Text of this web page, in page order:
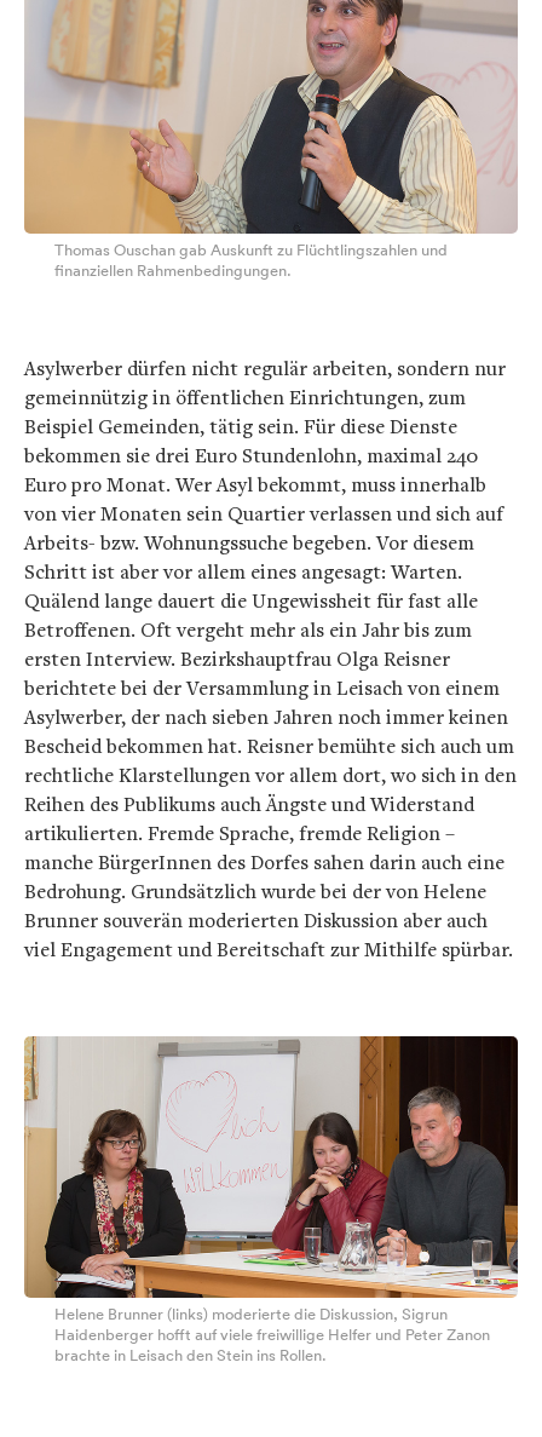
Thomas Ouschan gab Auskunft zu Flüchtlingszahlen und
finanziellen Rahmenbedingungen.
Asylwerber dürfen nicht regulär arbeiten, sondern nur
gemeinnützig in öffentlichen Einrichtungen, zum
Beispiel Gemeinden, tätig sein. Für diese Dienste
bekommen sie drei Euro Stundenlohn, maximal 240
Euro pro Monat. Wer Asyl bekommt, muss innerhalb
von vier Monaten sein Quartier verlassen und sich auf
Arbeits- bzw. Wohnungssuche begeben. Vor diesem
Schritt ist aber vor allem eines angesagt: Warten.
Quälend lange dauert die Ungewissheit für fast alle
Betroffenen. Oft vergeht mehr als ein Jahr bis zum
ersten Interview. Bezirkshauptfrau Olga Reisner
berichtete bei der Versammlung in Leisach von einem
Asylwerber, der nach sieben Jahren noch immer keinen
Bescheid bekommen hat. Reisner bemühte sich auch um
rechtliche Klarstellungen vor allem dort, wo sich in den
Reihen des Publikums auch Ängste und Widerstand
artikulierten. Fremde Sprache, fremde Religion –
manche BürgerInnen des Dorfes sahen darin auch eine
Bedrohung. Grundsätzlich wurde bei der von Helene
Brunner souverän moderierten Diskussion aber auch
viel Engagement und Bereitschaft zur Mithilfe spürbar.
Helene Brunner (links) moderierte die Diskussion, Sigrun
Haidenberger hofft auf viele freiwillige Helfer und Peter Zanon
brachte in Leisach den Stein ins Rollen.